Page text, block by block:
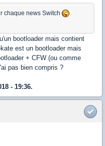
chaque news Switch
bootloader mais contient
est un bootloader mais
+ CFW (ou comme
pas bien compris ?
- 19:36.